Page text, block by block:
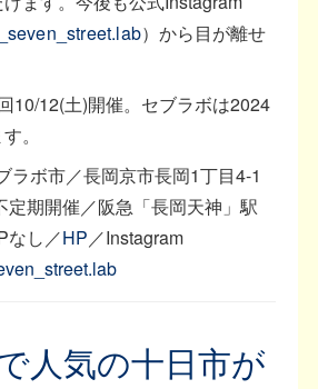
）から目が離せ
10/12(土)開催。セブラボは2024
。
ラボ市／長岡京市長岡1丁目4-1
定期開催／阪急「長岡天神」駅
なし／HP／Instagram
人気の十日市が